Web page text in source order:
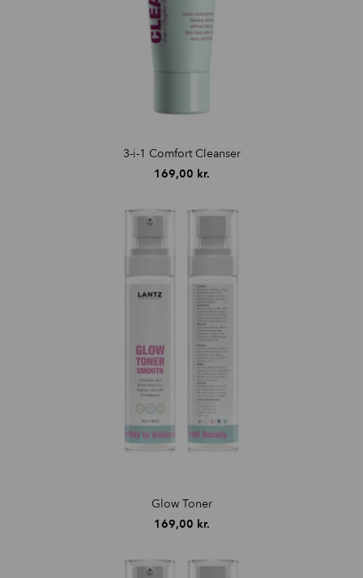
3-i-1 Comfort Cleanser
169,00 kr.
Glow Toner
169,00 kr.